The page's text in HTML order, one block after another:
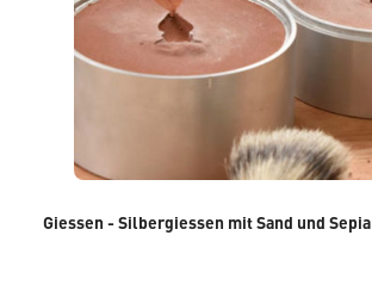
Giessen - Silbergiessen mit Sand und Sepia